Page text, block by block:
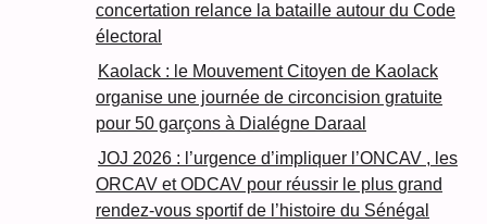
concertation relance la bataille autour du Code
électoral
Kaolack : le Mouvement Citoyen de Kaolack
organise une journée de circoncision gratuite
pour 50 garçons à Dialégne Daraal
JOJ 2026 : l’urgence d’impliquer l’ONCAV , les
ORCAV et ODCAV pour réussir le plus grand
rendez-vous sportif de l’histoire du Sénégal